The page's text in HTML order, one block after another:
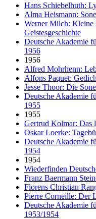
Hans Schiebelhuth:
Alma Heismann:
Werner Milch: Kleine
Geistesgeschichte
Deutsche Akademie
1956
1956
Alfred Mohrhenn:
Alfons Paquet:
Jesse Thoor: Die
Deutsche Akademie
1955
1955
Gertrud Kolmar: Das
Oskar Loerke:
Deutsche Akademie
1954
1954
Wiederfinden
Franz Baermann
Florens Christian
Pierre Corneille: Der
Deutsche Akademie
1953/1954